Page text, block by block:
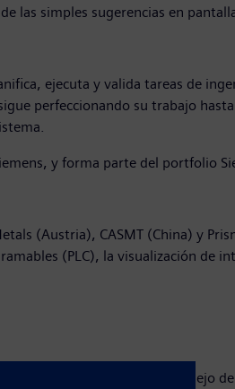
las simples sugerencias en
ejecuta y valida tareas de
perfeccionando su trabajo
y forma parte del portfolio
(Austria), CASMT (China) y
(PLC), la visualización de
Koerte, miembro del Consejo